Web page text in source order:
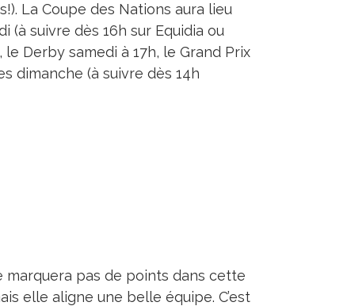
La Coupe des Nations aura lieu
(à suivre dès 16h sur Equidia ou
le Derby samedi à 17h, le Grand Prix
dimanche (à suivre dès 14h
marquera pas de points dans cette
elle aligne une belle équipe. C’est